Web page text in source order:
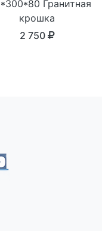
Гранитная
крошка
2 750